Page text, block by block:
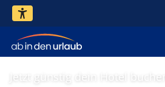
Jetzt günstig dein Hotel buchen!